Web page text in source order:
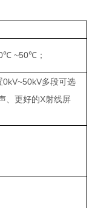
℃~50℃；
0kV~50kV多段可选
、更好的X射线屏